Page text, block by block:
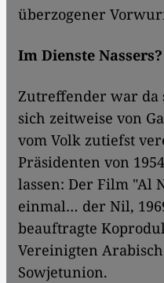
überzogener
Im Dienste Nassers?
Zutreffender war da
sich zeitweise von
vom Volk zutiefst
Präsidenten von
lassen: Der Film "Al
einmal… der Nil,
beauftragte
Vereinigten
Sowjetunion.